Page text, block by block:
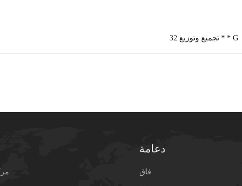
تجميع وتوزيع 32 * * G
دعامة
فاق